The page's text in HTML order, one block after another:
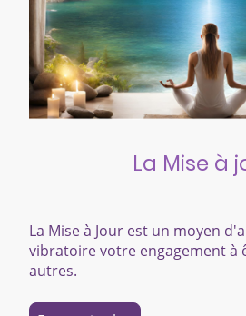
La Mise à
La Mise à Jour est un moyen
vibratoire votre engagement à
autres.